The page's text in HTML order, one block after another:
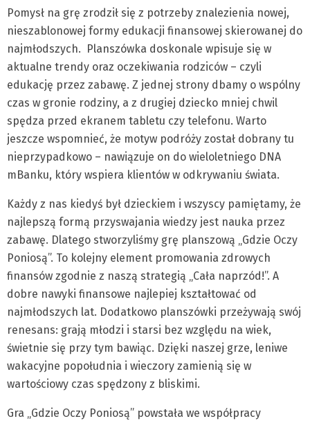
Pomysł na grę zrodził się z potrzeby znalezienia nowej,
nieszablonowej formy edukacji finansowej skierowanej do
najmłodszych. Planszówka doskonale wpisuje się w
aktualne trendy oraz oczekiwania rodziców – czyli
edukację przez zabawę. Z jednej strony dbamy o wspólny
czas w gronie rodziny, a z drugiej dziecko mniej chwil
spędza przed ekranem tabletu czy telefonu. Warto
jeszcze wspomnieć, że motyw podróży został dobrany tu
nieprzypadkowo – nawiązuje on do wieloletniego DNA
mBanku, który wspiera klientów w odkrywaniu świata. ​
Każdy z nas kiedyś był dzieckiem i wszyscy pamiętamy, że
najlepszą formą przyswajania wiedzy jest nauka przez
zabawę. Dlatego stworzyliśmy grę planszową „Gdzie Oczy
Poniosą”. To kolejny element promowania zdrowych
finansów zgodnie z naszą strategią „Cała naprzód!”. A
dobre nawyki finansowe najlepiej kształtować od
najmłodszych lat. Dodatkowo planszówki przeżywają swój
renesans: grają młodzi i starsi bez względu na wiek,
świetnie się przy tym bawiąc. Dzięki naszej grze, leniwe
wakacyjne popołudnia i wieczory zamienią się w
wartościowy czas spędzony z bliskimi.
Gra „Gdzie Oczy Poniosą” powstała we współpracy